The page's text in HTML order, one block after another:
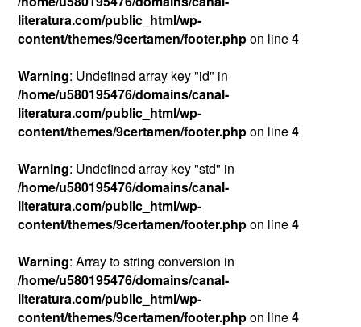
literatura.com/public_html/wp-
content/themes/9certamen/footer.phpon line4
Warning: Undefined array key "id" in
/home/u580195476/domains/canal-
literatura.com/public_html/wp-
content/themes/9certamen/footer.phpon line4
Warning: Undefined array key "std" in
/home/u580195476/domains/canal-
literatura.com/public_html/wp-
content/themes/9certamen/footer.phpon line4
Warning: Array to string conversion in
/home/u580195476/domains/canal-
literatura.com/public_html/wp-
content/themes/9certamen/footer.phpon line4